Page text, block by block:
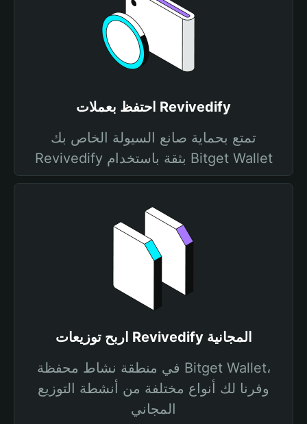
احتفظ بعملات Revivedify
تمتع بحماية صانع السيولة الخاص بك
Revivedify بثقة باستخدام Bitget Wallet
اربح توزيعات Revivedify المجانية
في منطقة نشاط محفظة Bitget Wallet،
وفرنا لك أنواع مختلفة من أنشطة التوزيع
المجاني